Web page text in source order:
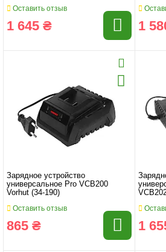
Оставить отзыв
1 645 ₴ 1
Зарядное устройство
универсальное Pro VCB200
Vorhut (34-190)
Оставить отзыв
865 ₴ 1